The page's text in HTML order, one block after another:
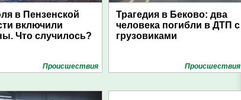
в Пензенской
включили
Что случилось?
Проиcшествия
Трагедия в Беково: два
человека погибли в ДТП с
грузовиками
Проиcшествия